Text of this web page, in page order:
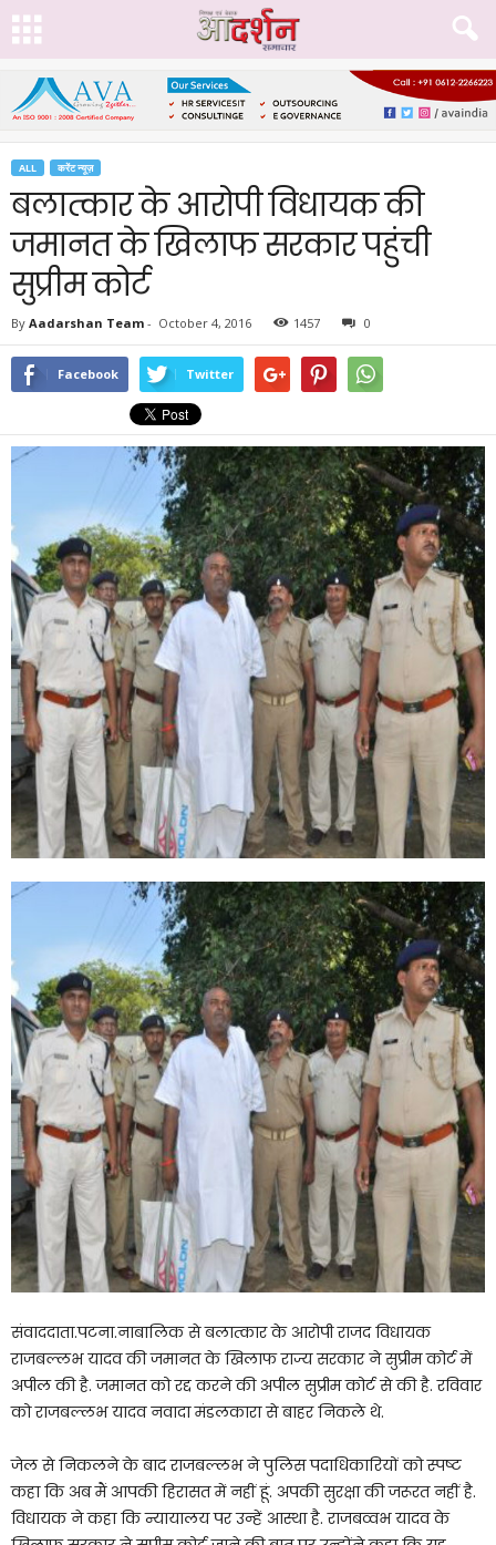
ALL करेंट न्यूज़
बलात्कार के आरोपी विधायक की
जमानत के खिलाफ सरकार पहुंची
सुप्रीम कोर्ट
By Aadarshan Team - October 4, 2016 1457 0
Facebook Twitter
संवाददाता.पटना.नाबालिक से बलात्कार के आरोपी राजद विधायक
राजबल्लभ यादव की जमानत के खिलाफ राज्य सरकार ने सुप्रीम कोर्ट में
अपील की है. जमानत को रद्द करने की अपील सुप्रीम कोर्ट से की है. रविवार
को राजबल्लभ यादव नवादा मंडलकारा से बाहर निकले थे.
जेल से निकलने के बाद राजबल्लभ ने पुलिस पदाधिकारियों को स्पष्ट
कहा कि अब मैं आपकी हिरासत में नहीं हूं. अपकी सुरक्षा की जरूरत नहीं है.
विधायक ने कहा कि न्यायालय पर उन्हें आस्था है. राजबव्वभ यादव के